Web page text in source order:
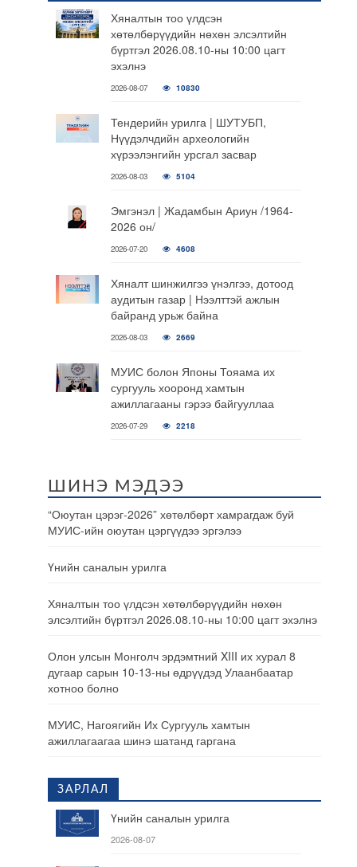
Хяналтын тоо үлдсэн
хөтөлбөрүүдийн нөхөн элсэлтийн
бүртгэл 2026.08.10-ны 10:00 цагт
эхэлнэ
2026-08-07 10830
Тендерийн урилга | ШУТУБП,
Нүүдэлчдийн археологийн
хүрээлэнгийн урсгал засвар
2026-08-03 5104
Эмгэнэл | Жадамбын Ариун /1964-
2026 он/
2026-07-20 4608
Хяналт шинжилгээ үнэлгээ, дотоод
аудитын газар | Нээлттэй ажлын
байранд урьж байна
2026-08-03 2669
МУИС болон Японы Тояама их
сургууль хооронд хамтын
ажиллагааны гэрээ байгууллаа
2026-07-29 2218
ШИНЭ МЭДЭЭ
“Оюутан цэрэг-2026” хөтөлбөрт хамрагдаж буй
МУИС-ийн оюутан цэргүүдээ эргэлээ
Үнийн саналын урилга
Хяналтын тоо үлдсэн хөтөлбөрүүдийн нөхөн
элсэлтийн бүртгэл 2026.08.10-ны 10:00 цагт эхэлнэ
Олон улсын Монголч эрдэмтний XIII их хурал 8
дугаар сарын 10-13-ны өдрүүдэд Улаанбаатар
хотноо болно
МУИС, Нагоягийн Их Сургууль хамтын
ажиллагаагаа шинэ шатанд гаргана
ЗАРЛАЛ
Үнийн саналын урилга
2026-08-07